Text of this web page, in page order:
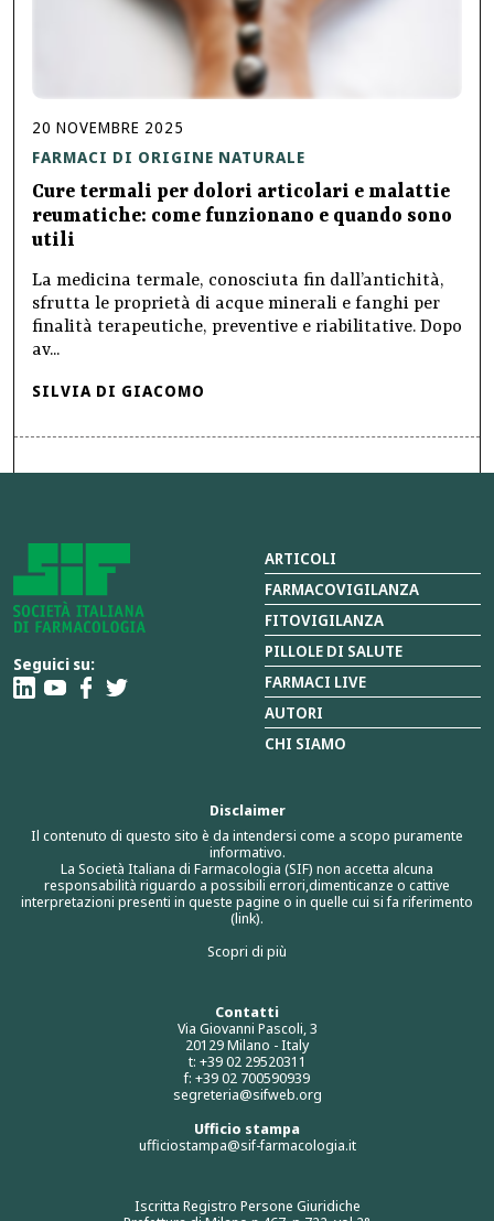
20 NOVEMBRE 2025
FARMACI DI ORIGINE NATURALE
Cure termali per dolori articolari e malattie
reumatiche: come funzionano e quando sono
utili
La medicina termale, conosciuta fin dall’antichità,
sfrutta le proprietà di acque minerali e fanghi per
finalità terapeutiche, preventive e riabilitative. Dopo
av...
SILVIA DI GIACOMO
Seguici su:
Contatti
Via Giovanni Pascoli, 3
20129 Milano - Italy
t: +39 02 29520311
f: +39 02 700590939
segreteria@sifweb.org
Ufficio stampa
ufficiostampa@sif-farmacologia.it
Iscritta Registro Persone Giuridiche
Disclaimer
Il contenuto di questo sito è da intendersi come a scopo puramente
informativo.
La Società Italiana di Farmacologia (SIF) non accetta alcuna
responsabilità riguardo a possibili errori,dimenticanze o cattive
interpretazioni presenti in queste pagine o in quelle cui si fa riferimento
(link).
Scopri di più
ARTICOLI
FARMACOVIGILANZA
FITOVIGILANZA
PILLOLE DI SALUTE
FARMACI LIVE
AUTORI
CHI SIAMO